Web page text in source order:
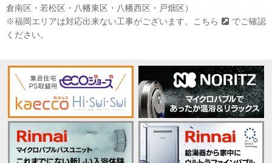
倉南区・若松区・八幡東区・八幡西区・戸畑区）
※福岡エリアは対応出来ない工事がございます。
こちら
でご確認
ください。